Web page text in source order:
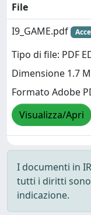
File
I9_GAME.pdf
Tipo di file: PDF
Dimensione 1.7
Formato Adobe
Visualizza/Apri
I documenti in
tutti i diritti
indicazione.